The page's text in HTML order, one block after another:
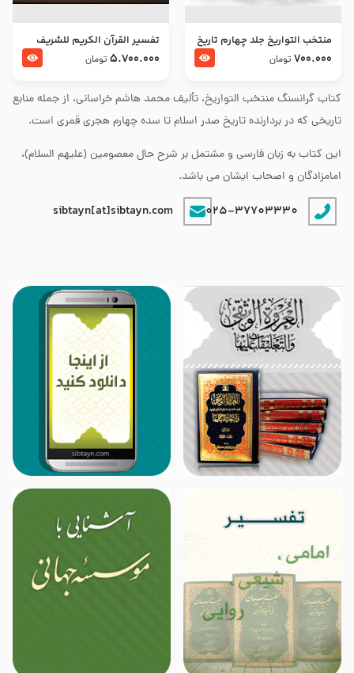
کتاب گرانسنگ منتخب التواريخ، تألیف محمد هاشم خراسانی، از جمله منابع
تاریخی که در بردارنده تاریخ صدر اسلام تا سده چهارم هجری قمری است.
این کتاب به زبان فارسی و مشتمل بر شرح حال معصومین (علیهم السلام)،
امامزادگان و اصحاب ایشان می باشد.
025-37703330
sibtayn[at]sibtayn.com
منتخب التواریخ جلد چهارم تاریخ
امام زین العابدین و امام محمد
700.000 تومان
تفسير القرآن الكريم للشريف
المرتضي قدس سرّه
5.700.000 تومان